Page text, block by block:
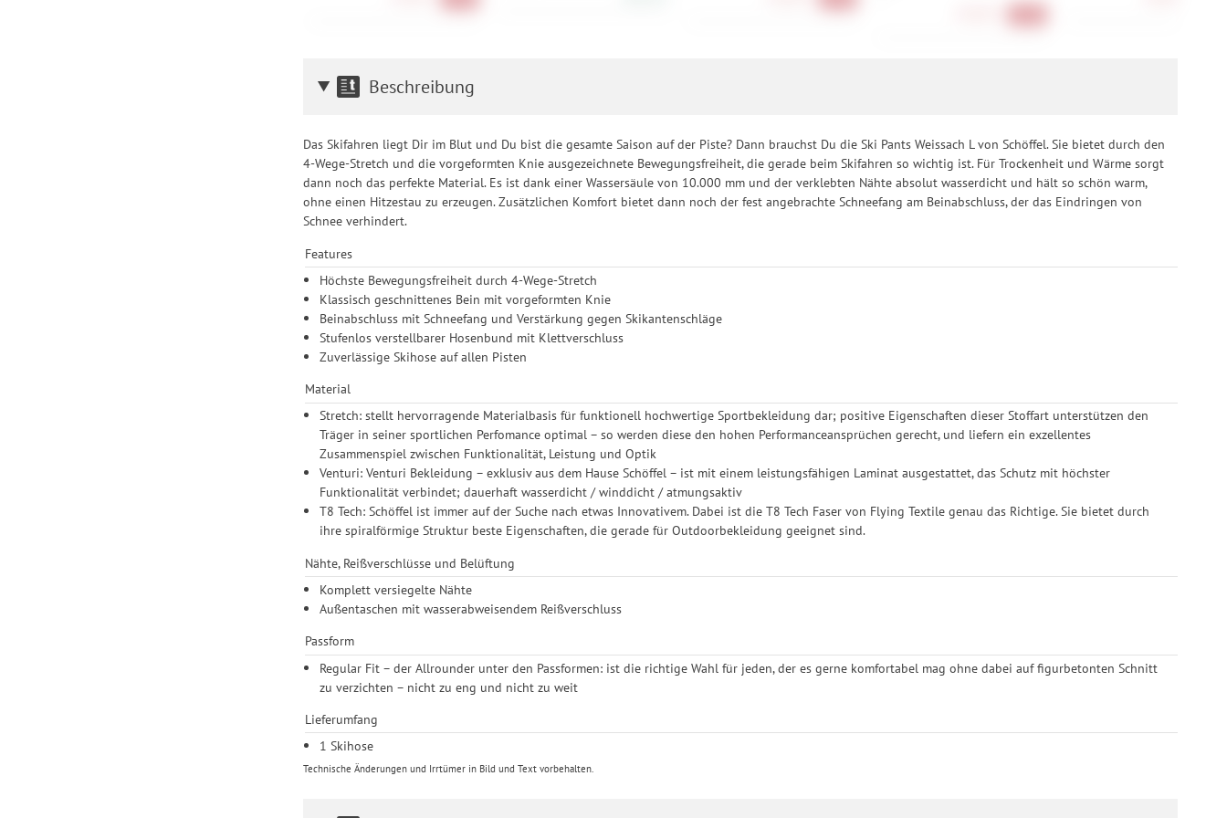
Beschreibung
Das Skifahren liegt Dir im Blut und Du bist die gesamte Saison auf der Piste? Dann brauchst Du die Ski Pants Weissach L von Schöffel. Sie bietet durch den
4-Wege-Stretch und die vorgeformten Knie ausgezeichnete Bewegungsfreiheit, die gerade beim Skifahren so wichtig ist. Für Trockenheit und Wärme sorgt
dann noch das perfekte Material. Es ist dank einer Wassersäule von 10.000 mm und der verklebten Nähte absolut wasserdicht und hält so schön warm,
ohne einen Hitzestau zu erzeugen. Zusätzlichen Komfort bietet dann noch der fest angebrachte Schneefang am Beinabschluss, der das Eindringen von
Schnee verhindert.
Features
Höchste Bewegungsfreiheit durch 4-Wege-Stretch
Klassisch geschnittenes Bein mit vorgeformten Knie
Beinabschluss mit Schneefang und Verstärkung gegen Skikantenschläge
Stufenlos verstellbarer Hosenbund mit Klettverschluss
Zuverlässige Skihose auf allen Pisten
Material
Stretch: stellt hervorragende Materialbasis für funktionell hochwertige Sportbekleidung dar; positive Eigenschaften dieser Stoffart unterstützen den
Träger in seiner sportlichen Perfomance optimal – so werden diese den hohen Performanceansprüchen gerecht, und liefern ein exzellentes
Zusammenspiel zwischen Funktionalität, Leistung und Optik
Venturi: Venturi Bekleidung – exklusiv aus dem Hause Schöffel – ist mit einem leistungsfähigen Laminat ausgestattet, das Schutz mit höchster
Funktionalität verbindet; dauerhaft wasserdicht / winddicht / atmungsaktiv
T8 Tech: Schöffel ist immer auf der Suche nach etwas Innovativem. Dabei ist die T8 Tech Faser von Flying Textile genau das Richtige. Sie bietet durch
ihre spiralförmige Struktur beste Eigenschaften, die gerade für Outdoorbekleidung geeignet sind.
Nähte, Reißverschlüsse und Belüftung
Komplett versiegelte Nähte
Außentaschen mit wasserabweisendem Reißverschluss
Passform
Regular Fit – der Allrounder unter den Passformen: ist die richtige Wahl für jeden, der es gerne komfortabel mag ohne dabei auf figurbetonten Schnitt
zu verzichten – nicht zu eng und nicht zu weit
Lieferumfang
1 Skihose
Technische Änderungen und Irrtümer in Bild und Text vorbehalten.